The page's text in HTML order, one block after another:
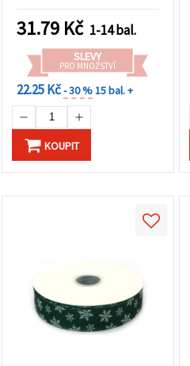
31.79 Kč 1-14 bal.
SLEVY
PRO MNOŽSTVÍ
22.25 Kč- 30 %15 bal. +
KOUPIT